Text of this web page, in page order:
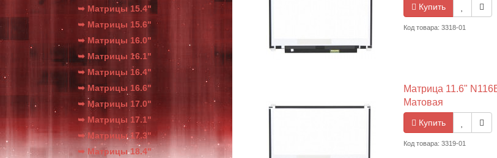
➥ Матрицы 15.4"
➥ Матрицы 15.6"
➥ Матрицы 16.0"
➥ Матрицы 16.1"
➥ Матрицы 16.4"
➥ Матрицы 16.6"
➥ Матрицы 17.0"
➥ Матрицы 17.1"
➥ Матрицы 17.3"
➥ Матрицы 18.4"
Купить
Код товара: 3318-01
Матрица 11.6"
Матовая
Купить
Код товара: 3319-01